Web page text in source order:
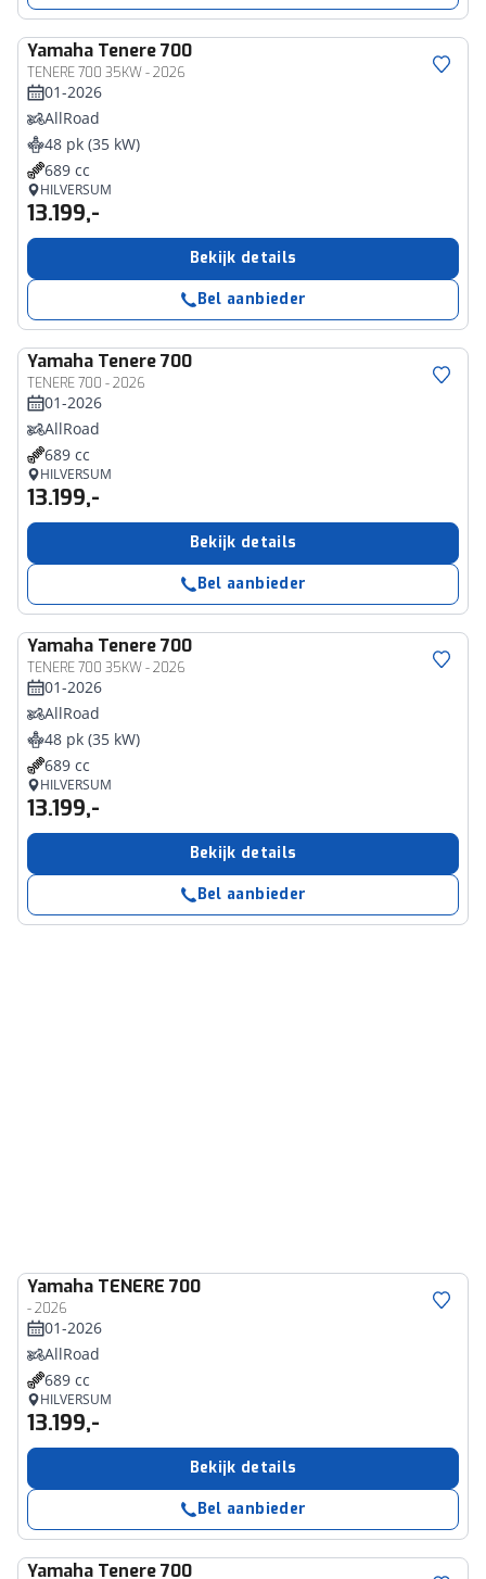
Yamaha Tenere 700
TENERE 700 35KW - 2026
01-2026
AllRoad
48 pk (35 kW)
689 cc
HILVERSUM
13.199,-
Bekijk details
Bel aanbieder
Yamaha Tenere 700
TENERE 700 - 2026
01-2026
AllRoad
689 cc
HILVERSUM
13.199,-
Bekijk details
Bel aanbieder
Yamaha Tenere 700
TENERE 700 35KW - 2026
01-2026
AllRoad
48 pk (35 kW)
689 cc
HILVERSUM
13.199,-
Bekijk details
Bel aanbieder
Yamaha TENERE 700
- 2026
01-2026
AllRoad
689 cc
HILVERSUM
13.199,-
Bekijk details
Bel aanbieder
Yamaha Tenere 700